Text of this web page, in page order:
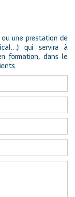
une prestation de
qui servira à
formation, dans le